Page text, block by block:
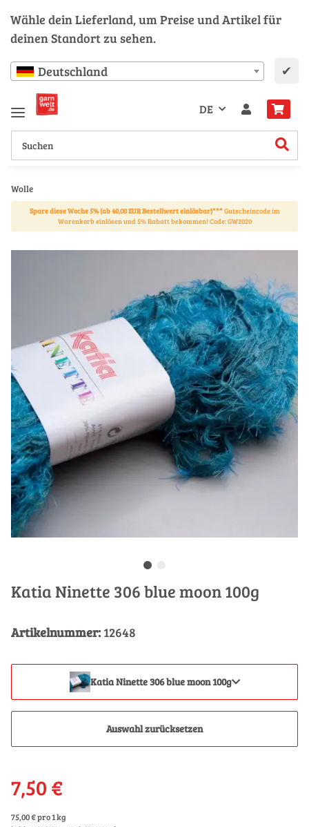
Wähle dein Lieferland, um Preise und Artikel für
deinen Standort zu sehen.
Deutschland ✔
DE
Wolle
Spare diese Woche 5% (ab 40,00 EUR Bestellwert einlösbar)***Gutscheincode im
Warenkorb einlösen und 5% Rabatt bekommen! Code: GW2020
Katia Ninette 306 blue moon 100g
Artikelnummer: 12648
Katia Ninette 306 blue moon 100g
Auswahl zurücksetzen
7,50 €
75,00 € pro 1 kg